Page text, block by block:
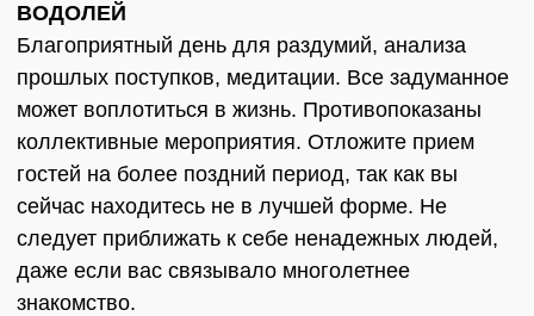
ВОДОЛЕЙ
Благоприятный день для раздумий, анализа
прошлых поступков, медитации. Все задуманное
может воплотиться в жизнь. Противопоказаны
коллективные мероприятия. Отложите прием
гостей на более поздний период, так как вы
сейчас находитесь не в лучшей форме. Не
следует приближать к себе ненадежных людей,
даже если вас связывало многолетнее
знакомство.